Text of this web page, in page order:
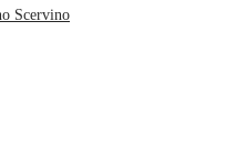
Scervino